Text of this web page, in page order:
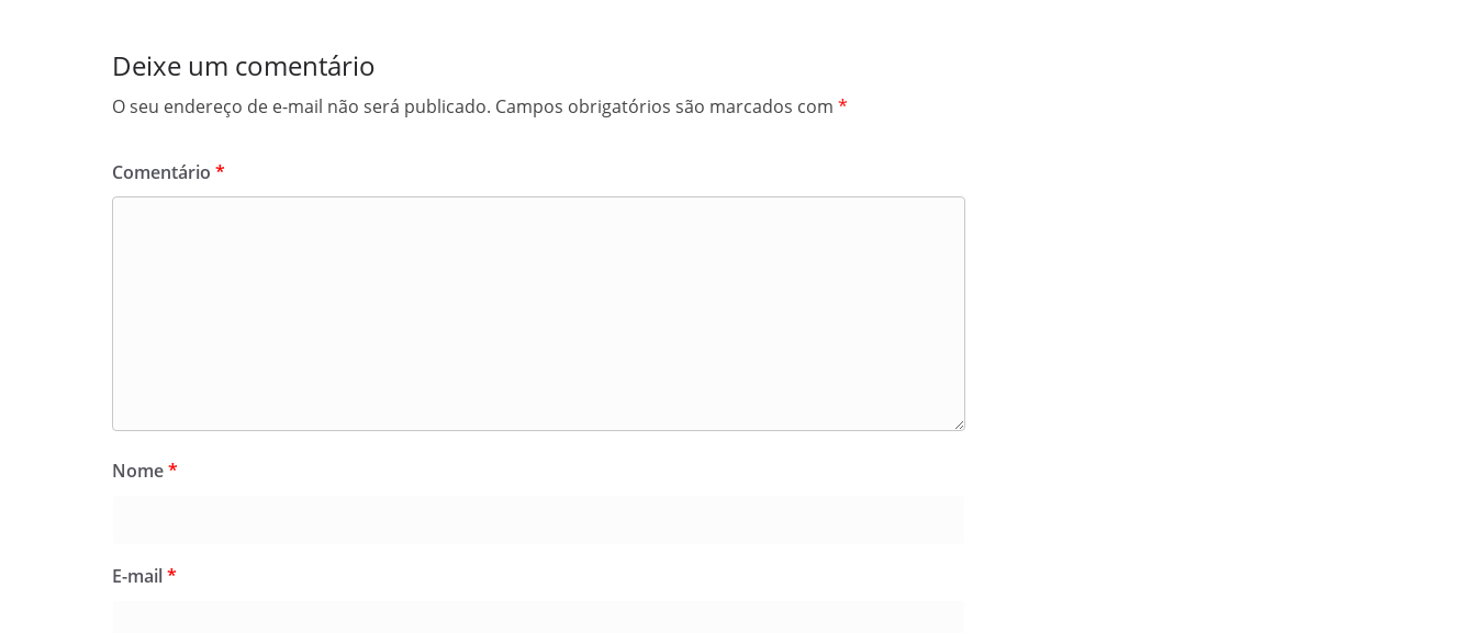
Deixe um comentário
O seu endereço de e-mail não será publicado. Campos obrigatórios são marcados com *
Comentário *
Nome*
E-mail*